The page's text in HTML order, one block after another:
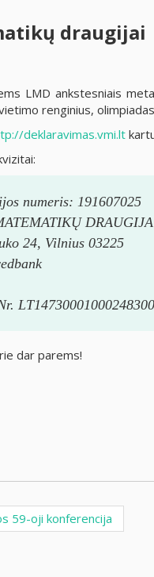
draugijai
LMD ankstesniais
renginius,
deklaravimas.vmi.lt
numeris: 191607025
DRAUGIJA
24, Vilnius 03225
dar parems!
59-oji konferencija